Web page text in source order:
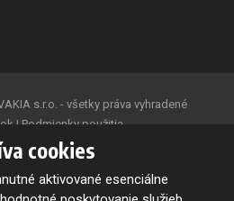
s.r.o. - všetky práva vyhradené
| Podmienky použitia
VYTVORILA
cookies
aktivované esenciálne